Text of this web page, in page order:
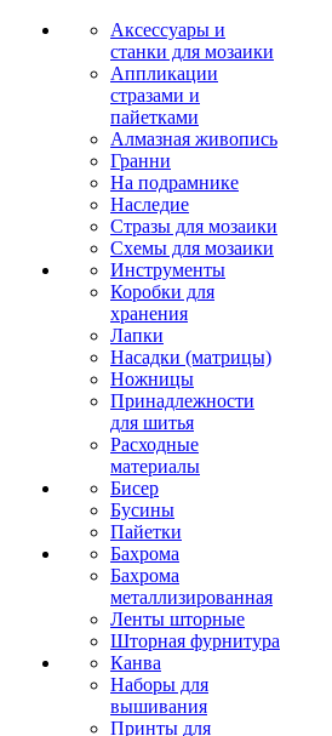
Аксессуары и
станки для мозаики
Аппликации
стразами и
пайетками
Алмазная живопись
Гранни
На подрамнике
Наследие
Стразы для мозаики
Схемы для мозаики
Инструменты
Коробки для
хранения
Лапки
Насадки (матрицы)
Ножницы
Принадлежности
для шитья
Расходные
материалы
Бисер
Бусины
Пайетки
Бахрома
Бахрома
металлизированная
Ленты шторные
Шторная фурнитура
Канва
Наборы для
вышивания
Принты для